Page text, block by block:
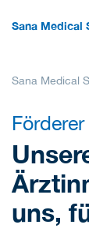
Sana Medical
Sana Medical
uns,